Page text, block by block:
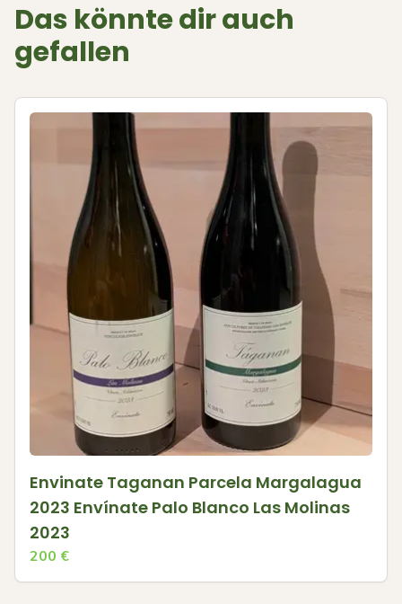
Das könnte dir auch
gefallen
Envinate Taganan Parcela Margalagua
2023 Envínate Palo Blanco Las Molinas
2023
200 €